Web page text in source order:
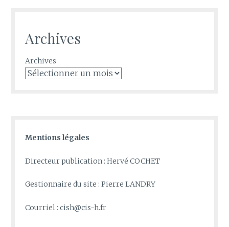
Archives
Archives
Mentions légales
Directeur publication : Hervé COCHET
Gestionnaire du site : Pierre LANDRY
Courriel : cish@cis-h.fr